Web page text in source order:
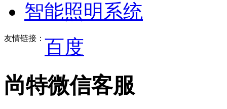
智能照明系统
友情链接： 百度
尚特微信客服